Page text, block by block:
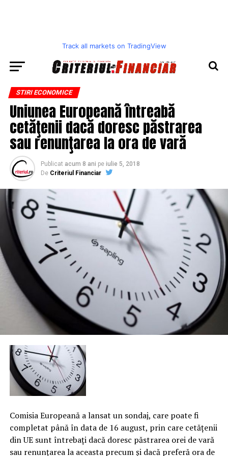
Track all markets on TradingView
STIRI ECONOMICE
Uniunea Europeană întreabă
cetăţenii dacă doresc păstrarea
sau renunţarea la ora de vară
Publicat acum 8 ani pe iulie 5, 2018
De Criteriul Financiar
Comisia Europeană a lansat un sondaj, care poate fi
completat până în data de 16 august, prin care cetăţenii
din UE sunt întrebaţi dacă doresc păstrarea orei de vară
sau renunţarea la aceasta precum şi dacă preferă ora de